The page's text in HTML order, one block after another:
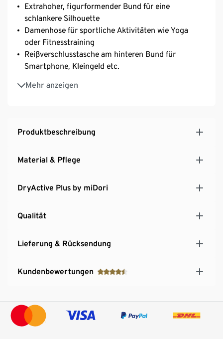
Extrahoher, figurformender Bund für eine
schlankere Silhouette
Damenhose für sportliche Aktivitäten wie Yoga
oder Fitnesstraining
Reißverschlusstasche am hinteren Bund für
Smartphone, Kleingeld etc.
Mehr anzeigen
Innenliegende Tasche im Bund für z.B. Kleingeld
oder Schlüssel
Extraweiches Soft-Strech-Material für eine
eine sportliche Komponente
Produktbeschreibung
Material & Pflege
DryActive Plus by miDori
Qualität
Lieferung & Rücksendung
Kundenbewertungen